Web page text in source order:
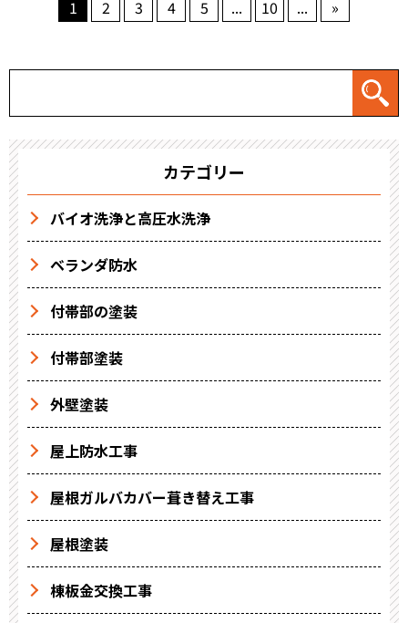
1 2 3 4 5 ... 10 ... »
カテゴリー
バイオ洗浄と高圧水洗浄
ベランダ防水
付帯部の塗装
付帯部塗装
外壁塗装
屋上防水工事
屋根ガルバカバー葺き替え工事
屋根塗装
棟板金交換工事